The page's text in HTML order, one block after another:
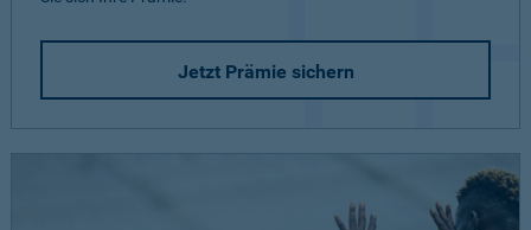
Jetzt Prämie sichern